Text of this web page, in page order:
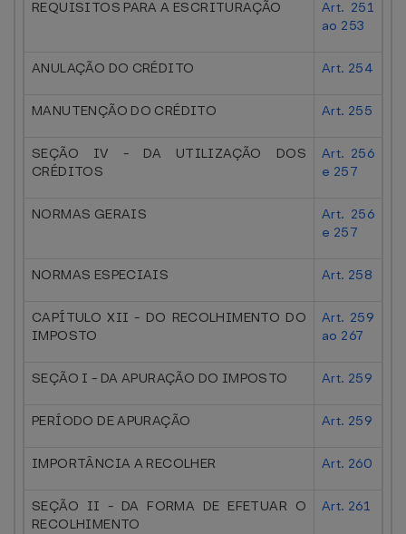
REQUISITOS PARA A ESCRITURAÇÃO
Art. 251
ao 253
ANULAÇÃO DO CRÉDITO Art. 254
MANUTENÇÃO DO CRÉDITO Art. 255
SEÇÃO IV - DA UTILIZAÇÃO DOS
CRÉDITOS
Art. 256
e 257
NORMAS GERAIS
Art. 256
e 257
NORMAS ESPECIAIS Art. 258
CAPÍTULO XII - DO RECOLHIMENTO DO
IMPOSTO
Art. 259
ao 267
SEÇÃO I - DA APURAÇÃO DO IMPOSTO Art. 259
PERÍODO DE APURAÇÃO Art. 259
IMPORTÂNCIA A RECOLHER Art. 260
SEÇÃO II - DA FORMA DE EFETUAR O
RECOLHIMENTO
Art. 261